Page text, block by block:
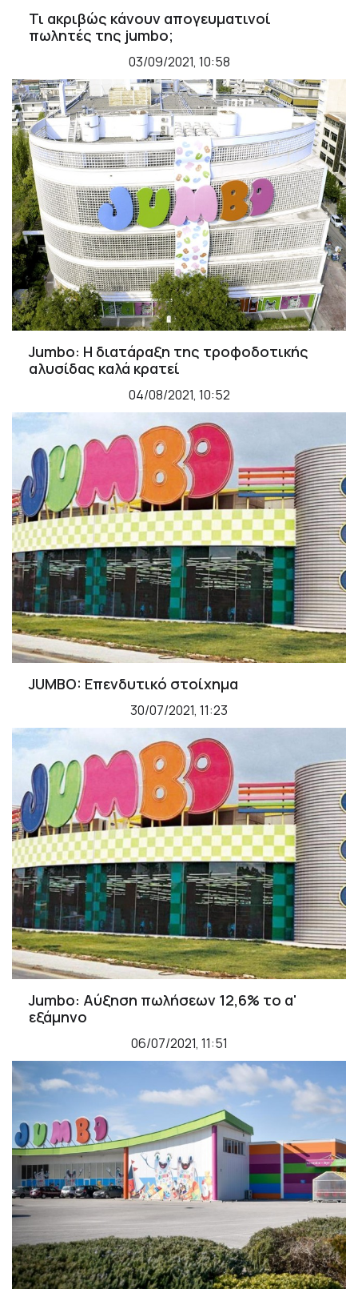
Τι ακριβώς κάνουν απογευματινοί
πωλητές της jumbo;
03/09/2021, 10:58
Jumbo: Η διατάραξη της τροφοδοτικής
αλυσίδας καλά κρατεί
04/08/2021, 10:52
JUMBO: Επενδυτικό στοίχημα
30/07/2021, 11:23
Jumbo: Αύξηση πωλήσεων 12,6% το α'
εξάμηνο
06/07/2021, 11:51